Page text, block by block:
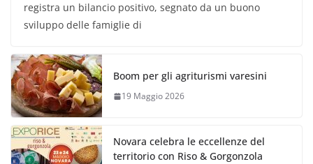
registra un bilancio positivo, segnato da un buono
sviluppo delle famiglie di
Boom per gli agriturismi varesini
19 Maggio 2026
Novara celebra le eccellenze del
territorio con Riso & Gorgonzola